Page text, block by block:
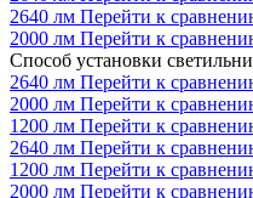
2640 лм Перейти к
2000 лм Перейти к
Способ установки
2640 лм Перейти к
2000 лм Перейти к
1200 лм Перейти к
2640 лм Перейти к
1200 лм Перейти к
2000 лм Перейти к